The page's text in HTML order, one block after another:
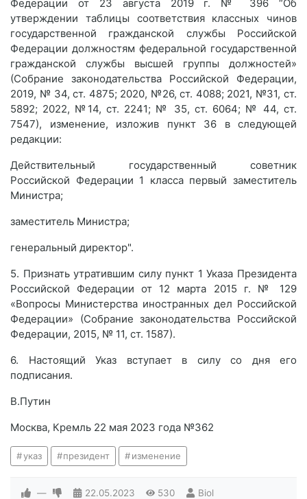
Федерации от 23 августа 2019 г. № 396 “Об
утверждении таблицы соответствия классных чинов
государственной гражданской службы Российской
Федерации должностям федеральной государственной
гражданской службы высшей группы должностей»
(Собрание законодательства Российской Федерации,
2019, № 34, ст. 4875; 2020, №26, ст. 4088; 2021, №31, ст.
5892; 2022, №14, ст. 2241; № 35, ст. 6064; № 44, ст.
7547), изменение, изложив пункт 36 в следующей
редакции:
Действительный государственный советник
Российской Федерации 1 класса первый заместитель
Министра;
заместитель Министра;
генеральный директор".
5. Признать утратившим силу пункт 1 Указа Президента
Российской Федерации от 12 марта 2015 г. № 129
«Вопросы Министерства иностранных дел Российской
Федерации» (Собрание законодательства Российской
Федерации, 2015, № 11, ст. 1587).
6. Настоящий Указ вступает в силу со дня его
подписания.
В.Путин
Москва, Кремль 22 мая 2023 года №362
указ президент изменение
— 22.05.2023 530 Biol